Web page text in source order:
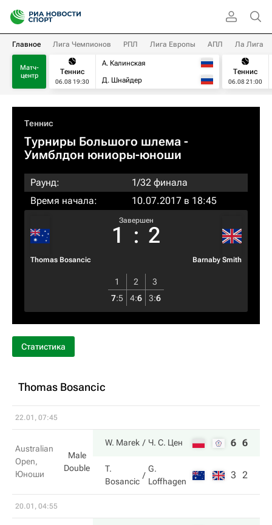
Главное Лига Чемпионов РПЛ Лига Европы АПЛ Ла Лига
Матч-
центр
Теннис
06.08 19:30
А. Калинская
Д. Шнайдер
Теннис
06.08 21:00
Теннис
Турниры Большого шлема -
Уимблдон юниоры-юноши
Раунд:
1/32 финала
Время начала:
10.07.2017 в 18:45
Thomas Bosancic
Завершен
1 : 2
Barnaby Smith
1 2
3
7:5 4:6 3:6
Статистика
Thomas Bosancic
22.01, 07:45
Australian
Open,
Юноши
Male
Double
W. Marek Ч. С. Цен 6 6
T.
Bosancic
G.
Loffhagen
3 2
20.01, 04:55